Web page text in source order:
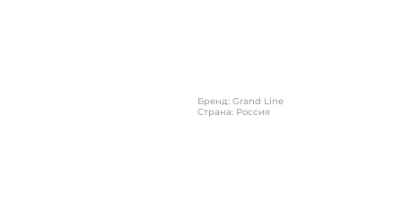
Бренд: Grand Line
Страна: Россия